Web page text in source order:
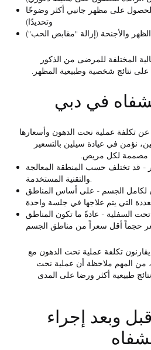
على مظهر جانبي أكثر وضوحًا
وتحديدًا)
الظهر والأجنحة (إزالة "مقابض الحب")
المختلفة للمرضى من الذكور
نتائج شخصية وطبيعية المظهر.
في دبي
عن تكلفة عملية نحت الدهون وأسعارها
نؤمن في عيادة سيلين بالتسعير
مصممة لكل مريض.
- قد تختلف حسب المنطقة المعالجة
والتقنية المستخدمة.
لكامل الجسم - على أساس المناطق
السفلية - عادةً ما تكون المناطق
يقارنون تكلفة عملية نحت الدهون مع
من المهم ملاحظة أن عملية نحت
طبيعية أكثر ورضا على المدى
وبعد إجراء